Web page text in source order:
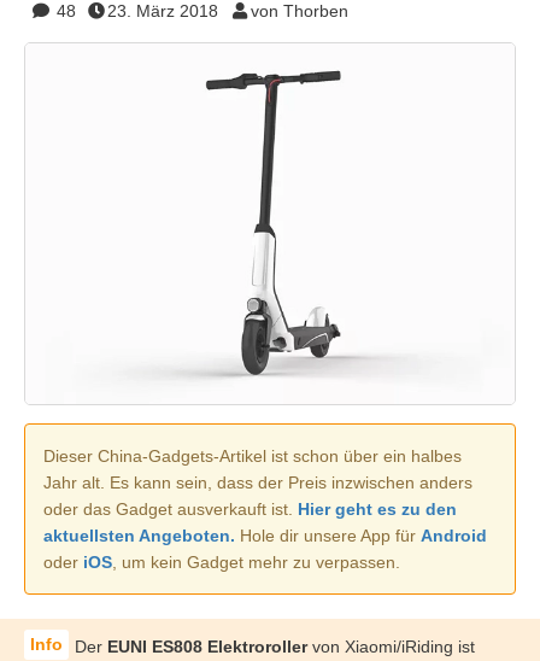
48 23. März 2018 von Thorben
Dieser China-Gadgets-Artikel ist schon über ein halbes
Jahr alt. Es kann sein, dass der Preis inzwischen anders
oder das Gadget ausverkauft ist. Hier geht es zu den
aktuellsten Angeboten. Hole dir unsere App für Android
oder iOS, um kein Gadget mehr zu verpassen.
Der EUNI ES808 Elektrorollervon Xiaomi/iRiding ist